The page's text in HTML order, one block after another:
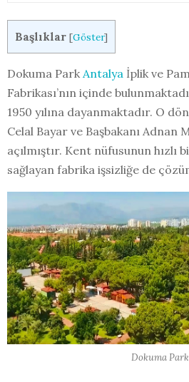
Başlıklar [Göster]
Dokuma Park Antalya İplik ve
Fabrikası’nın içinde
1950 yılına dayanmaktadır. O
Celal Bayar ve Başbakanı Adnan
açılmıştır. Kent nüfusunun hızlı
sağlayan fabrika işsizliğe de
Dokuma Park